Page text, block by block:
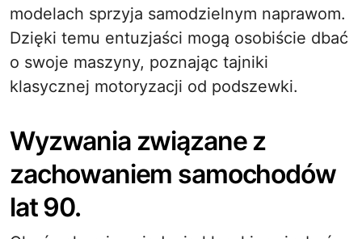
modelach sprzyja samodzielnym naprawom.
Dzięki temu entuzjaści mogą osobiście dbać
o swoje maszyny, poznając tajniki
klasycznej motoryzacji od podszewki.
Wyzwania związane z
zachowaniem samochodów
lat 90.